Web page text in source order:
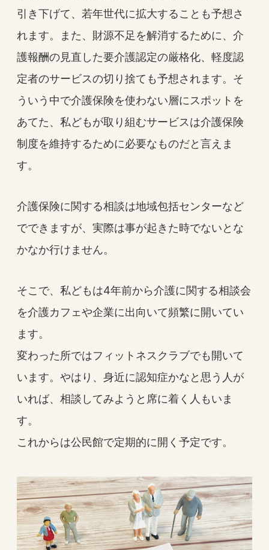
引き下げて、若年世代に拡大することも予想さ
れます。また、財源不足を解消するために、介
護報酬の見直した要介護認定の厳格化、軽度認
定者のサービスの切り捨ても予想されます。そ
ういう中で介護保険を使わない層にスポットを
あてた、私どもが取り組むサービスは介護保険
制度を維持するために必要なものだと言えま
す。
介護保険に関する相談は地域包括センターなど
でできますが、実際は事が起きた時でないとな
かなか行けません。
そこで、私どもは4年前から介護に関する相談会
を介護カフェや企業に出向いて頻繁に開いてい
ます。
変わった所ではフィットネスクラブでも開いて
います。やはり、身近に認知症かなと思う人が
いれば、相談してみようと席に着く人もいま
す。
これからは公民館で定期的に開く予定です。